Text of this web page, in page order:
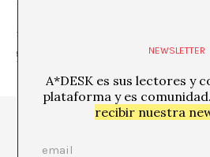
SHARE
NEWSLETTER
A*DESK es sus lectores y
plataforma y es comunidad.
recibir nuestra